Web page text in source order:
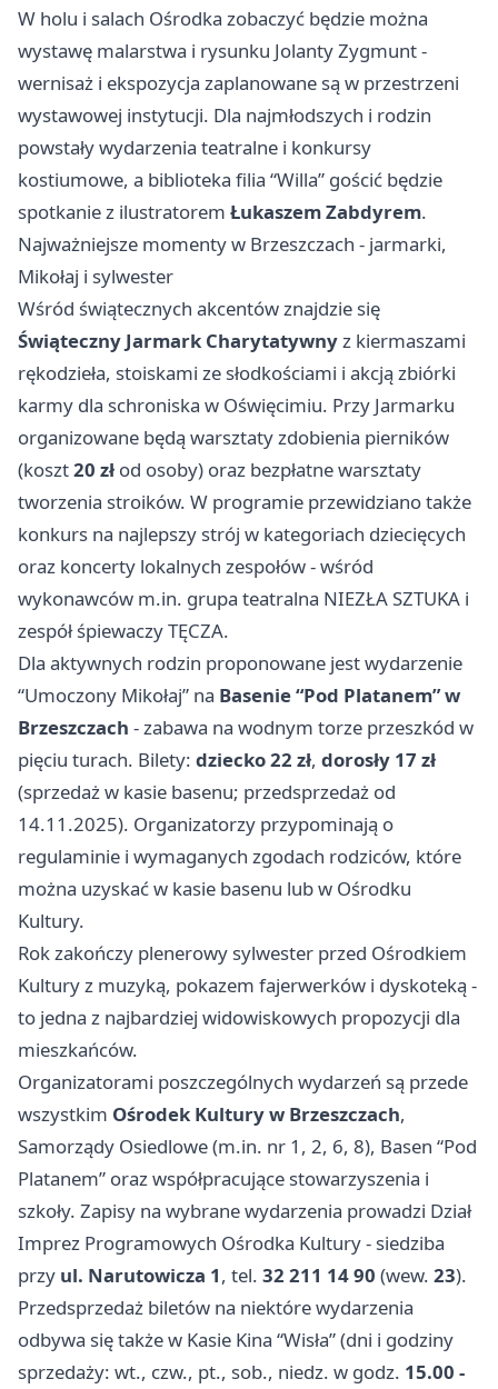
W holu i salach Ośrodka zobaczyć będzie można
wystawę malarstwa i rysunku Jolanty Zygmunt -
wernisaż i ekspozycja zaplanowane są w przestrzeni
wystawowej instytucji. Dla najmłodszych i rodzin
powstały wydarzenia teatralne i konkursy
kostiumowe, a biblioteka filia “Willa” gościć będzie
spotkanie z ilustratorem Łukaszem Zabdyrem.
Najważniejsze momenty w Brzeszczach - jarmarki,
Mikołaj i sylwester
Wśród świątecznych akcentów znajdzie się
Świąteczny Jarmark Charytatywnyz kiermaszami
rękodzieła, stoiskami ze słodkościami i akcją zbiórki
karmy dla schroniska w Oświęcimiu. Przy Jarmarku
organizowane będą warsztaty zdobienia pierników
(koszt20 zł od osoby) oraz bezpłatne warsztaty
tworzenia stroików. W programie przewidziano także
konkurs na najlepszy strój w kategoriach dziecięcych
oraz koncerty lokalnych zespołów - wśród
wykonawców m.in. grupa teatralna NIEZŁA SZTUKA i
zespół śpiewaczy TĘCZA.
Dla aktywnych rodzin proponowane jest wydarzenie
“Umoczony Mikołaj” na Basenie “Pod Platanem” w
Brzeszczach - zabawa na wodnym torze przeszkód w
pięciu turach. Bilety: dziecko 22 zł, dorosły 17 zł
(sprzedaż w kasie basenu; przedsprzedaż od
14.11.2025). Organizatorzy przypominają o
regulaminie i wymaganych zgodach rodziców, które
można uzyskać w kasie basenu lub w Ośrodku
Kultury.
Rok zakończy plenerowy sylwester przed Ośrodkiem
Kultury z muzyką, pokazem fajerwerków i dyskoteką -
to jedna z najbardziej widowiskowych propozycji dla
mieszkańców.
Organizatorami poszczególnych wydarzeń są przede
wszystkim Ośrodek Kultury w Brzeszczach,
Samorządy Osiedlowe (m.in. nr 1, 2, 6, 8), Basen “Pod
Platanem” oraz współpracujące stowarzyszenia i
szkoły. Zapisy na wybrane wydarzenia prowadzi Dział
Imprez Programowych Ośrodka Kultury - siedziba
przy ul. Narutowicza 1, tel. 32 211 14 90 (wew. 23).
Przedsprzedaż biletów na niektóre wydarzenia
odbywa się także w Kasie Kina “Wisła” (dni i godziny
sprzedaży: wt., czw., pt., sob., niedz. w godz. 15.00 -